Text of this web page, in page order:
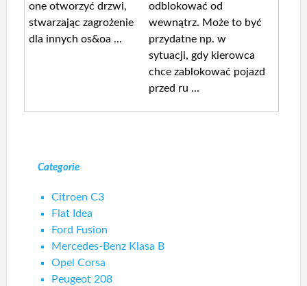
one otworzyć drzwi,
stwarzając zagrożenie
dla innych os&oa ...
odblokować od
wewnątrz. Może to być
przydatne np. w
sytuacji, gdy kierowca
chce zablokować pojazd
przed ru ...
Categorie
Citroen C3
Fiat Idea
Ford Fusion
Mercedes-Benz Klasa B
Opel Corsa
Peugeot 208